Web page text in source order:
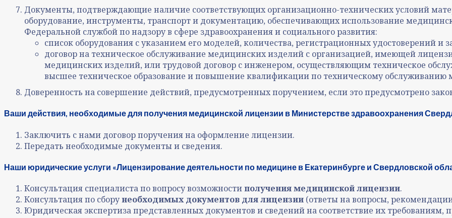
Документы, подтверждающие наличие соответствующих организационно-технических условий
оборудование, инструменты, транспорт и документацию, обеспечивающих использование
Федеральной службой по надзору в сфере здравоохранения и социального развития:
список оборудования с указанием его моделей, количества, регистрационных удостоверений
договор на техническое обслуживание медицинских изделий с организацией, имеющей
медицинских изделий, или трудовой договор с инженером, осуществляющим техническое
высшее техническое образование и повышение квалификации по техническому
Доверенность на совершение действий, предусмотренных поручением, если это предусмотрено
Ваши действия, необходимые для получения медицинской лицензии в Министерстве здравоохранения
Заключить с нами договор поручения на оформление лицензии.
Передать необходимые документы и сведения.
Наши юридические услуги «Лицензирование деятельности по медицине в Екатеринбурге и Свердловской
Консультация специалиста по вопросу возможностиполучения медицинской лицензии.
Консультация по сборунеобходимых документов для лицензии (ответы на вопросы,
Юридическая экспертиза представленных документов и сведений на соответствие их